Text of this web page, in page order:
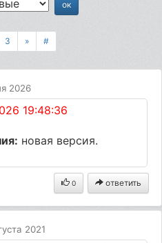
3 » #
2026
19:48:36
новая версия.
0 ответить
2021